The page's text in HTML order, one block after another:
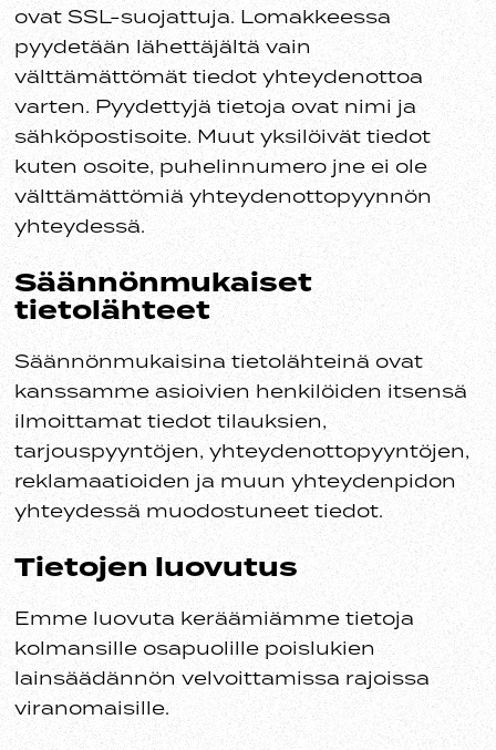
ovat SSL-suojattuja. Lomakkeessa
pyydetään lähettäjältä vain
välttämättömät tiedot yhteydenottoa
varten. Pyydettyjä tietoja ovat nimi ja
sähköpostisoite. Muut yksilöivät tiedot
kuten osoite, puhelinnumero jne ei ole
välttämättömiä yhteydenottopyynnön
yhteydessä.
Säännönmukaiset
tietolähteet
Säännönmukaisina tietolähteinä ovat
kanssamme asioivien henkilöiden itsensä
ilmoittamat tiedot tilauksien,
tarjouspyyntöjen, yhteydenottopyyntöjen,
reklamaatioiden ja muun yhteydenpidon
yhteydessä muodostuneet tiedot.
Tietojen luovutus
Emme luovuta keräämiämme tietoja
kolmansille osapuolille poislukien
lainsäädännön velvoittamissa rajoissa
viranomaisille.